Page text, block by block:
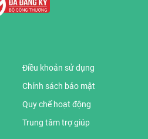
Điều khoản sử dụng
Chính sách bảo mật
Quy chế hoạt động
Trung tâm trợ giúp